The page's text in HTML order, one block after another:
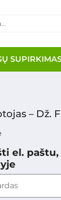
– Dž.
el.